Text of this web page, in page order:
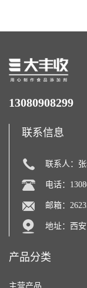
13080908299
联系信息
联系人：
电话：
邮箱：
地址：西
产品分类
主营产品